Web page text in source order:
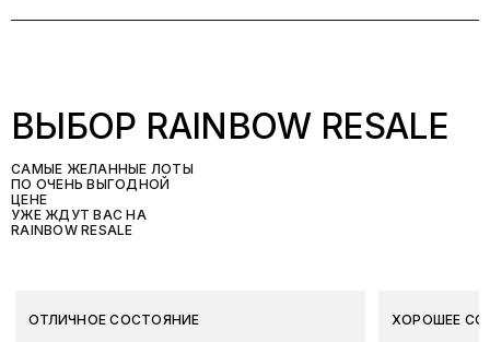
ВЫБОР RAINBOW RESALE
САМЫЕ ЖЕЛАННЫЕ ЛОТЫ
ПО ОЧЕНЬ ВЫГОДНОЙ
ЦЕНЕ
УЖЕ ЖДУТ ВАС НА
RAINBOW RESALE
ОТЛИЧНОЕ СОСТОЯНИЕ ХОРОШЕЕ